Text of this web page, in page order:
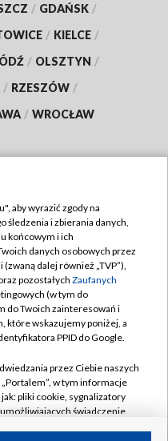
/ GDAŃSK /
/ KIELCE /
/ OLSZTYN /
/ RZESZÓW /
/ WROCŁAW
TVP
aby wyrazić zgody na
śledzenia i zbierania danych,
końcowym i ich
danych osobowych przez
dalej również „TVP”),
pozostałych Zaufanych
(w tym do
do Twoich zainteresowań i
które wskazujemy poniżej, a
PPID do Google.
przez Ciebie naszych
w tym informacje
pliki cookie, sygnalizatory
świadczenie